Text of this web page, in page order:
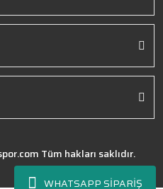
WHATSAPP SİPARİŞ
Tüm hakları saklıdır.